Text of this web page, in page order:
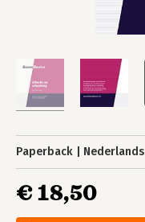
Paperback Nederlands
€ 18,50